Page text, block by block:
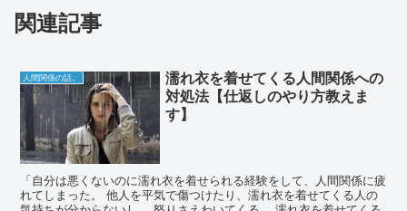
関連記事
人間関係の話。
濡れ衣を着せてくる人間関係への
対処法【仕返しのやり方教えま
す】
「自分は悪くないのに濡れ衣を着せられる経験をして、人間関係に疲
れてしまった。 他人を平気で傷つけたり、濡れ衣を着せてくる人の